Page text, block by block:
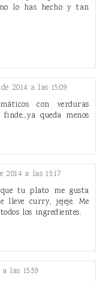
lo has hecho y tan
2014 a las 15:09
con verduras
queda menos
2014 a las 15:17
tu plato me gusta
lleve curry, jejeje. Me
los ingredientes.
las 15:59